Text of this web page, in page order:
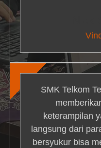
SMK Telkom
keterampilan
langsung dari
bersyukur bisa